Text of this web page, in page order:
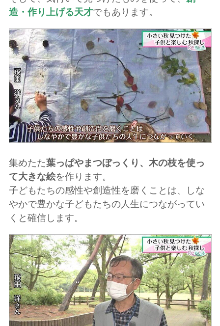
造・作り上げる天才でもあります。
集めたた葉っぱやまつぼっくり、木の枝を使っ
て大きな絵を作ります。
子どもたちの感性や創造性を磨くことは、しな
やかで豊かな子どもたちの人生につながってい
くと確信します。